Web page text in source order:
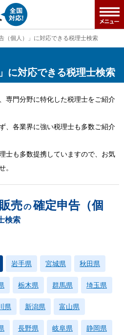
（個人）」に対応できる税理士検索
に対応できる税理士検索
専門分野に特化した税理士をご紹介
、各業界に強い税理士も多数ご紹介
士も多数提携していますので、お気
。
売の確定申告（個
検索
岩手県 宮城県 秋田県
栃木県 群馬県 埼玉県
県 新潟県 富山県
長野県 岐阜県 静岡県